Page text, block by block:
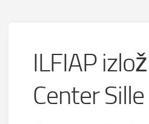
ILFIAP
Center